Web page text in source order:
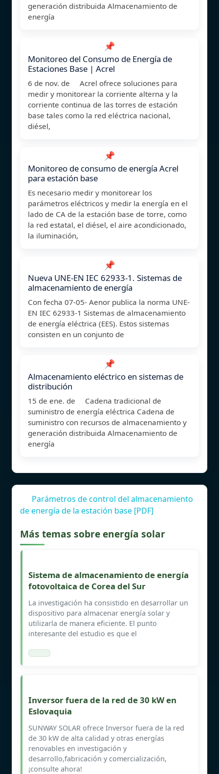
generación distribuida Almacenamiento de
energía
📌
Monitoreo del Consumo de Energía de
Estaciones Base | Acrel
6 de nov. de Acrel ofrece soluciones para
medir y monitorear la corriente alterna y la
corriente continua de las torres de estación
base tales como la red eléctrica nacional,
diésel,
📌
Monitoreo de consumo de energía Acrel
para estación base
Es necesario medir y monitorear los
parámetros eléctricos y medir la energía en el
lado de CA de la estación base de torre, como
la red estatal, el diésel, el aire acondicionado,
la iluminación,
📌
Nueva UNE-EN IEC 62933-1. Sistemas de
almacenamiento de energía
Con fecha 07-05- Aenor publica la norma UNE-
EN IEC 62933-1 Sistemas de almacenamiento
de energía eléctrica (EES). Estos sistemas
consisten en un conjunto de
📌
Almacenamiento eléctrico en sistemas de
distribución
15 de ene. de Cadena tradicional de
suministro de energía eléctrica Cadena de
suministro con recursos de almacenamiento y
generación distribuida Almacenamiento de
energía
Parámetros de control del almacenamiento
de energía de la estación base [PDF]
Más temas sobre energía solar
Sistema de almacenamiento de energía
fotovoltaica de Corea del Sur
La investigación ha consistido en desarrollar un
dispositivo para almacenar energía solar y
utilizarla de manera eficiente. El punto
interesante del estudio es que el
Inversor fuera de la red de 30 kW en
Eslovaquia
SUNWAY SOLAR ofrece Inversor fuera de la red
de 30 kW de alta calidad y otras energías
renovables en investigación y
desarrollo,fabricación y comercialización,
¡consulte ahora!